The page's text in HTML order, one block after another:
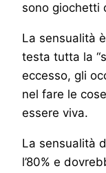
sono giochetti
La sensualità
testa tutta la
eccesso, gli
nel fare le
essere viva.
La sensualità
l’80% e